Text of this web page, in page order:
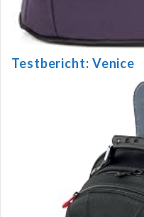
Testbericht: Venice